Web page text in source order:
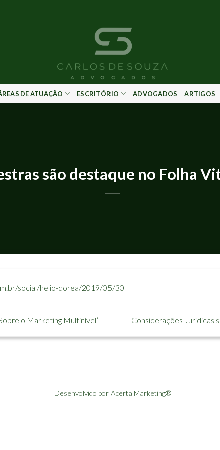
DE ATUAÇÃO ESCRITÓRIO ADVOGADOS ARTIGOS
são destaque no Folha
social/helio-dorea/2019/05/30
o Marketing Multinível’ Considerações Jurídicas
Desenvolvido por Acerta Marketing®